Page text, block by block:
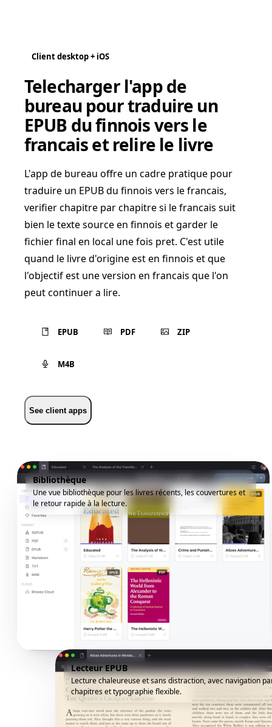
Client desktop + iOS
Telecharger l'app de
bureau pour traduire un
EPUB du finnois vers le
francais et relire le livre
L'app de bureau offre un cadre pratique pour
traduire un EPUB du finnois vers le francais,
verifier chapitre par chapitre si le francais suit
bien le texte source en finnois et garder le
fichier final en local une fois pret. C'est utile
quand le livre d'origine est en finnois et que
l'objectif est une version en francais que l'on
peut continuer a lire.
EPUB PDF ZIP
M4B
See client apps
Bibliothèque
Une vue bibliothèque pour les livres récents, les couvertures et
le retour rapide à la lecture.
Lecteur EPUB
Lecture chaleureuse et sans distraction, avec navigation
chapitres et typographie flexible.